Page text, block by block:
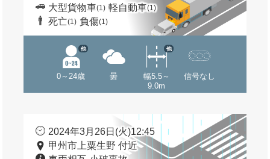
大型貨物車(1) 軽自動車(1)
死亡(1) 負傷(1)
0～24歳
他
曇
幅5.5～
9.0m
他
信号なし
2024年3月26日(火)12:45
甲州市上粟生野 付近